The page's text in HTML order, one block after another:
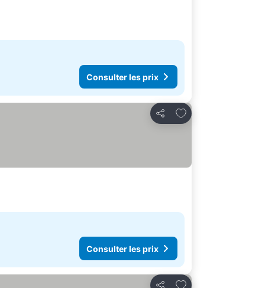
Consulter les prix
Partager
Ajouter à mes favoris
Consulter les prix
Ajouter à mes favoris